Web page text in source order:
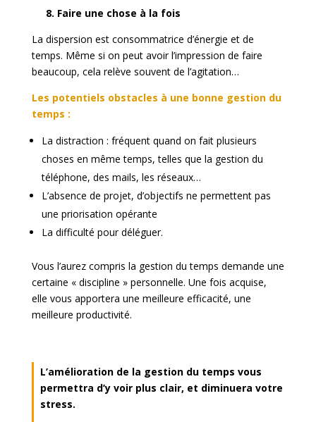
8. Faire une chose à la fois
La dispersion est consommatrice d’énergie et de
temps. Même si on peut avoir l’impression de faire
beaucoup, cela relève souvent de l’agitation…
Les potentiels obstacles à une bonne gestion du
temps :
La distraction : fréquent quand on fait plusieurs
choses en même temps, telles que la gestion du
téléphone, des mails, les réseaux…
L’absence de projet, d’objectifs ne permettent pas
une priorisation opérante
La difficulté pour déléguer.
Vous l’aurez compris la gestion du temps demande une
certaine « discipline » personnelle. Une fois acquise,
elle vous apportera une meilleure efficacité, une
meilleure productivité.
L’amélioration de la gestion du temps vous
permettra d’y voir plus clair, et diminuera votre
stress.